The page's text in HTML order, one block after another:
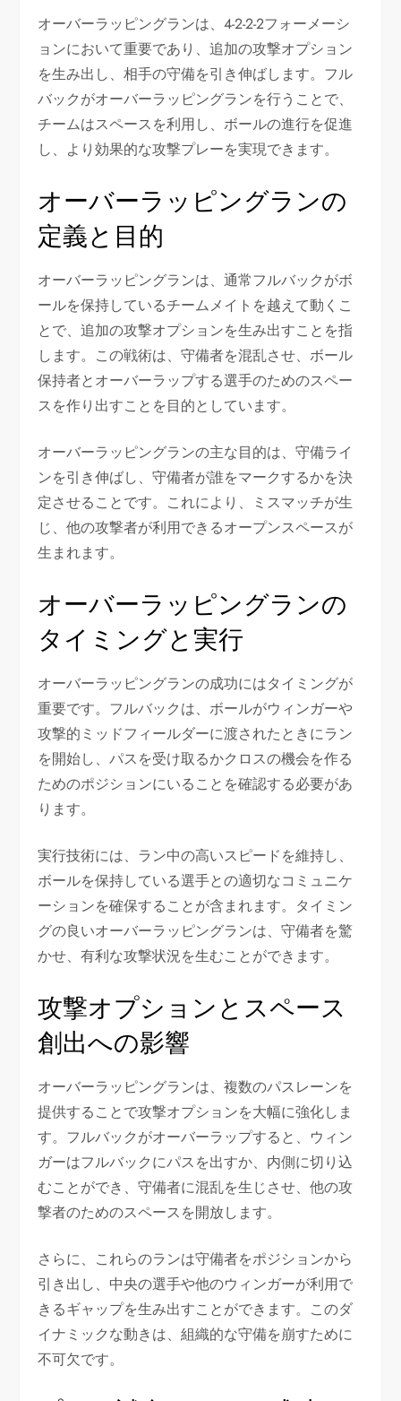
オーバーラッピングランは、4-2-2-2フォーメーシ
ョンにおいて重要であり、追加の攻撃オプション
を生み出し、相手の守備を引き伸ばします。フル
バックがオーバーラッピングランを行うことで、
チームはスペースを利用し、ボールの進行を促進
し、より効果的な攻撃プレーを実現できます。
オーバーラッピングランの
定義と目的
オーバーラッピングランは、通常フルバックがボ
ールを保持しているチームメイトを越えて動くこ
とで、追加の攻撃オプションを生み出すことを指
します。この戦術は、守備者を混乱させ、ボール
保持者とオーバーラップする選手のためのスペー
スを作り出すことを目的としています。
オーバーラッピングランの主な目的は、守備ライ
ンを引き伸ばし、守備者が誰をマークするかを決
定させることです。これにより、ミスマッチが生
じ、他の攻撃者が利用できるオープンスペースが
生まれます。
オーバーラッピングランの
タイミングと実行
オーバーラッピングランの成功にはタイミングが
重要です。フルバックは、ボールがウィンガーや
攻撃的ミッドフィールダーに渡されたときにラン
を開始し、パスを受け取るかクロスの機会を作る
ためのポジションにいることを確認する必要があ
ります。
実行技術には、ラン中の高いスピードを維持し、
ボールを保持している選手との適切なコミュニケ
ーションを確保することが含まれます。タイミン
グの良いオーバーラッピングランは、守備者を驚
かせ、有利な攻撃状況を生むことができます。
攻撃オプションとスペース
創出への影響
オーバーラッピングランは、複数のパスレーンを
提供することで攻撃オプションを大幅に強化しま
す。フルバックがオーバーラップすると、ウィン
ガーはフルバックにパスを出すか、内側に切り込
むことができ、守備者に混乱を生じさせ、他の攻
撃者のためのスペースを開放します。
さらに、これらのランは守備者をポジションから
引き出し、中央の選手や他のウィンガーが利用で
きるギャップを生み出すことができます。このダ
イナミックな動きは、組織的な守備を崩すために
不可欠です。